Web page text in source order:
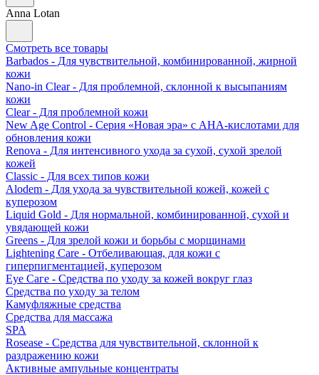
Anna Lotan
Смотреть все товары
Barbados - Для чувствительной, комбинированной, жирной
кожи
Nano-in Clear - Для проблемной, склонной к высыпаниям
кожи
Clear - Для проблемной кожи
New Age Control - Серия «Новая эра» с АНА-кислотами для
обновления кожи
Renova - Для интенсивного ухода за сухой, сухой зрелой
кожей
Classic - Для всех типов кожи
Alodem - Для ухода за чувствительной кожей, кожей с
куперозом
Liquid Gold - Для нормальной, комбинированной, сухой и
увядающей кожи
Greens - Для зрелой кожи и борьбы с морщинами
Lightening Care - Отбеливающая, для кожи с
гиперпигментацией, куперозом
Eye Саге - Средства по уходу за кожей вокруг глаз
Средства по уходу за телом
Камуфляжные средства
Средства для массажа
SPA
Rosease - Средства для чувствительной, склонной к
раздражению кожи
Активные ампульные концентраты